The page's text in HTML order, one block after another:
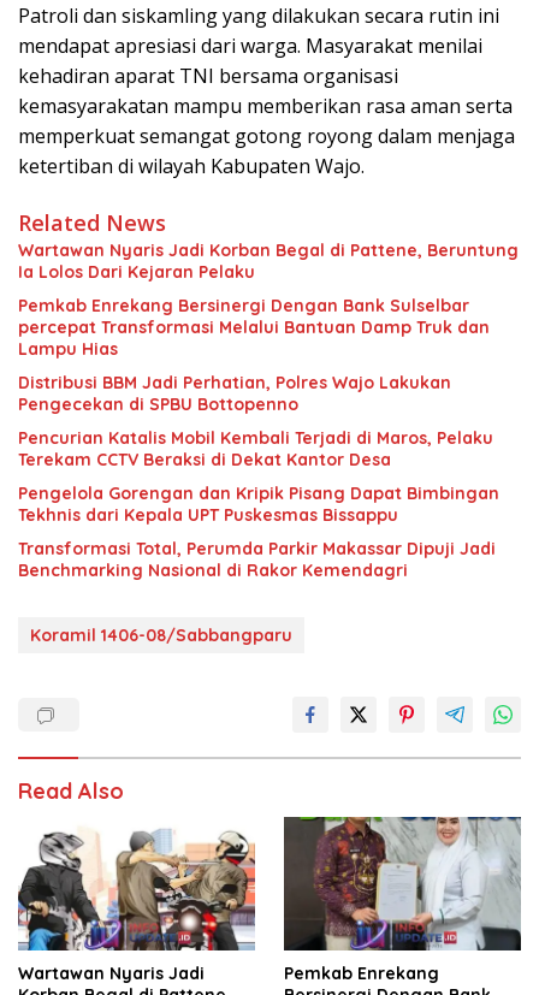
Patroli dan siskamling yang dilakukan secara rutin ini
mendapat apresiasi dari warga. Masyarakat menilai
kehadiran aparat TNI bersama organisasi
kemasyarakatan mampu memberikan rasa aman serta
memperkuat semangat gotong royong dalam menjaga
ketertiban di wilayah Kabupaten Wajo.
Related News
Wartawan Nyaris Jadi Korban Begal di Pattene, Beruntung
Ia Lolos Dari Kejaran Pelaku
Pemkab Enrekang Bersinergi Dengan Bank Sulselbar
percepat Transformasi Melalui Bantuan Damp Truk dan
Lampu Hias
Distribusi BBM Jadi Perhatian, Polres Wajo Lakukan
Pengecekan di SPBU Bottopenno
Pencurian Katalis Mobil Kembali Terjadi di Maros, Pelaku
Terekam CCTV Beraksi di Dekat Kantor Desa
Pengelola Gorengan dan Kripik Pisang Dapat Bimbingan
Tekhnis dari Kepala UPT Puskesmas Bissappu
Transformasi Total, Perumda Parkir Makassar Dipuji Jadi
Benchmarking Nasional di Rakor Kemendagri
Koramil 1406-08/Sabbangparu
Read Also
Wartawan Nyaris Jadi
Pemkab Enrekang